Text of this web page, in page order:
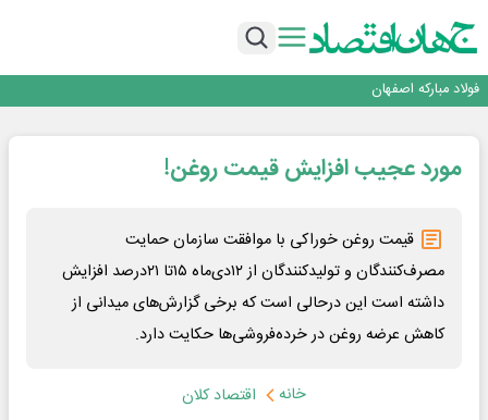
تداوم صعود مس در بازارهای جهانی؛ قیمت فلز سرخ از ۱۴هزار دلار در هر تن عبور کرد
فولاد مبارکه اصفهان
تجدیدپذیر با حضور استاندار اصفهان
گفتگو با کاوه معلمی، مدیر حسابداری مدیریت فولادسنگان
تداوم صعود مس در بازارهای جهانی؛ قیمت فلز سرخ از ۱۴هزار دلار در هر تن عبور کرد
فولاد در تله قیمت‌گذاری دستوری
مورد عجیب افزایش قیمت روغن!
قیمت روغن خوراکی با موافقت سازمان حمایت
مصرف‌کنندگان و تولیدکنندگان از ۱۲دی‌ماه ۱۵تا ۲۱درصد افزایش
داشته است این درحالی است که برخی گزارش‌های میدانی از
کاهش عرضه روغن در خرده‌فروشی‌ها حکایت دارد.
خانه
اقتصاد کلان